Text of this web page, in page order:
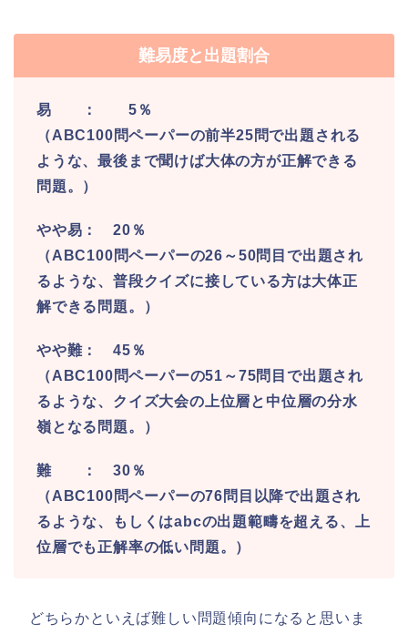
難易度と出題割合
易 ： 5％
（ABC100問ペーパーの前半25問で出題される
ような、最後まで聞けば大体の方が正解できる
問題。）
やや易： 20％
（ABC100問ペーパーの26～50問目で出題され
るような、普段クイズに接している方は大体正
解できる問題。）
やや難： 45％
（ABC100問ペーパーの51～75問目で出題され
るような、クイズ大会の上位層と中位層の分水
嶺となる問題。）
難 ： 30％
（ABC100問ペーパーの76問目以降で出題され
るような、もしくはabcの出題範疇を超える、上
位層でも正解率の低い問題。）
どちらかといえば難しい問題傾向になると思いま